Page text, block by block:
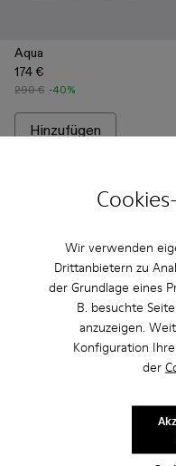
Wir verwenden
Drittanbietern zu
der Grundlage eines
B. besuchte
anzuzeigen.
Konfiguration
der
Aqua
174 €
290 € -40%
Hinzufügen
Tormenta - A500013-
Tormenta -Tormenta